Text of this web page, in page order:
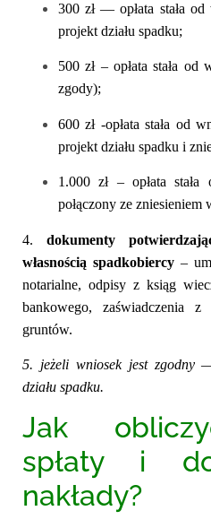
300 zł — opłata stała
projekt działu spadku;
500 zł– opłata stała od
zgody);
600 zł-opłata stała od
projekt działu spadku i
1.000 zł – opłata
połączony ze zniesieniem
4. dokumenty
własnością spadkobiercy –
notarialne, odpisy z ksiąg
bankowego, zaświadczenia
gruntów.
5. jeżeli wniosek jest zgodny
działu spadku.
Jak
spłaty i
nakłady?